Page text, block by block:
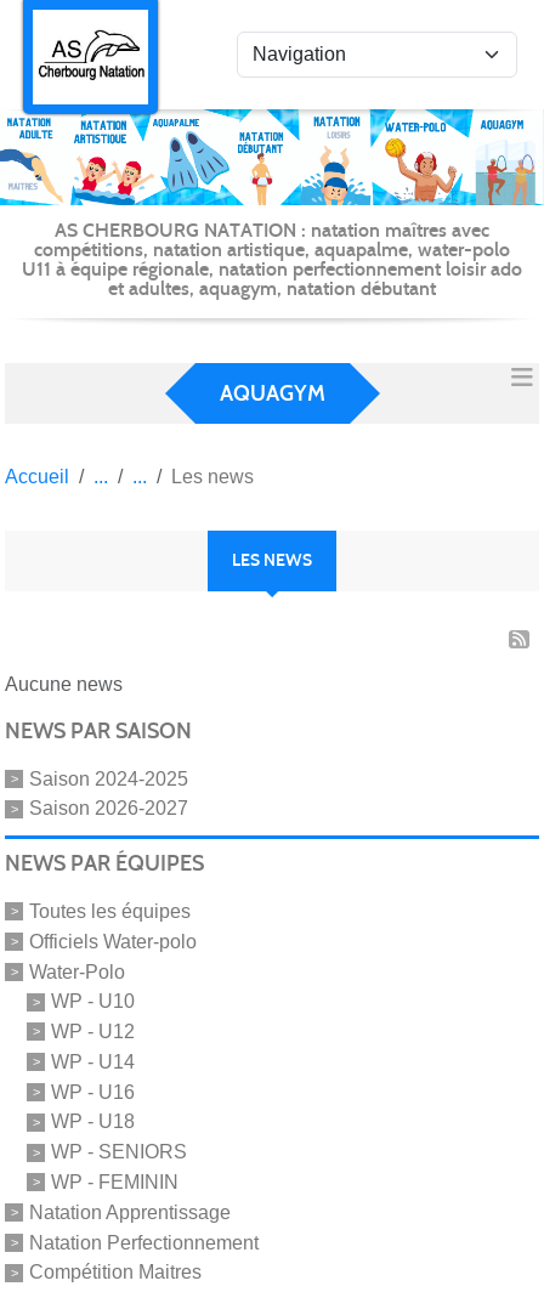
AS CHERBOURG NATATION : natation maîtres avec
compétitions, natation artistique, aquapalme, water-polo
U11 à équipe régionale, natation perfectionnement loisir ado
et adultes, aquagym, natation débutant
AQUAGYM
Accueil Les news
LES NEWS
Aucune news
NEWS PAR SAISON
Saison 2024-2025
Saison 2026-2027
NEWS PAR ÉQUIPES
Toutes les équipes
Officiels Water-polo
Water-Polo
WP - U10
WP - U12
WP - U14
WP - U16
WP - U18
WP - SENIORS
WP - FEMININ
Natation Apprentissage
Natation Perfectionnement
Compétition Maitres
Panneau de gestion des cookies